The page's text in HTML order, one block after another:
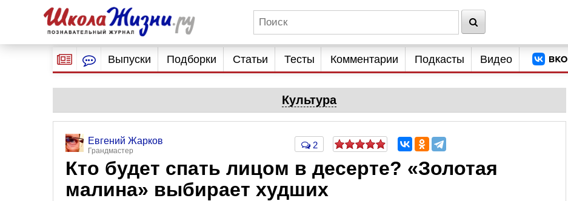
Выпуски Подборки Статьи Тесты Комментарии Подкасты Видео
Культура
Евгений Жарков
Грандмастер
2
Кто будет спать лицом в десерте? «Золотая
малина» выбирает худших